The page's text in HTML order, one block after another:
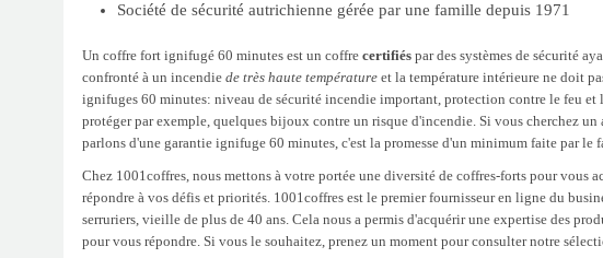
Société de sécurité autrichienne gérée par une famille depuis 1971
Un coffre fort ignifugé 60 minutes est un coffre certifiés par des systèmes de sécurité
confronté à un incendie de très haute température et la température intérieure ne doit
ignifuges 60 minutes: niveau de sécurité incendie important, protection contre le feu
protéger par exemple, quelques bijoux contre un risque d'incendie. Si vous cherchez
parlons d'une garantie ignifuge 60 minutes, c'est la promesse d'un minimum faite par le
Chez 1001coffres, nous mettons à votre portée une diversité de coffres-forts pour
répondre à vos défis et priorités. 1001coffres est le premier fournisseur en ligne du
serruriers, vieille de plus de 40 ans. Cela nous a permis d'acquérir une expertise des
pour vous répondre. Si vous le souhaitez, prenez un moment pour consulter notre